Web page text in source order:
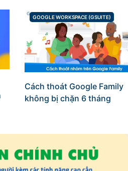
CATEGORIES
GOOGLE WORKSPACE (GSUITE)
Cách thoát Google Family
không bị chặn 6 tháng